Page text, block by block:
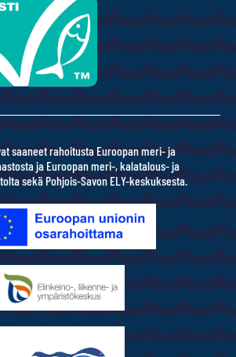
saaneet rahoitusta Euroopan meri- ja
ja Euroopan meri-, kalatalous- ja
sekä Pohjois-Savon ELY-keskuksesta.